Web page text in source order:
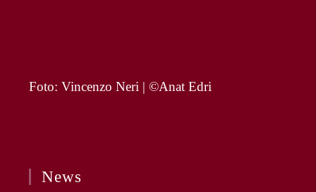
Foto: Vincenzo Neri | ©Anat Edri
News